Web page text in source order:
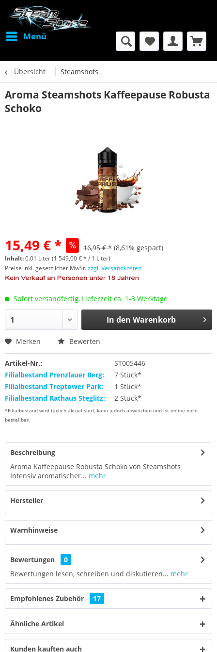
Menü
Übersicht Steamshots
Aroma Steamshots Kaffeepause Robusta
Schoko
15,49 € * 16,95 € * (8,61% gespart)
Inhalt:0.01 Liter (1.549,00 € * / 1 Liter)
Preise inkl. gesetzlicher MwSt.zzgl. Versandkosten
Sofort versandfertig, Lieferzeit ca. 1-3 Werktage
In den Warenkorb
Merken Bewerten
Artikel-Nr.:
ST005446
Filialbestand Prenzlauer Berg:
7 Stück*
Filialbestand Treptower Park:
1 Stück*
Filialbestand Rathaus Steglitz:
2 Stück*
*Filialbestand wird täglich aktualisiert, kann jedoch abweichen und ist online nicht
bestellbar.
Beschreibung
Aroma Kaffeepause Robusta Schoko von Steamshots
Intensiv aromatischer... mehr
Hersteller
Warnhinweise
Bewertungen
0
Bewertungen lesen, schreiben und diskutieren... mehr
Empfohlenes Zubehör 17
Ähnliche Artikel
Kunden kauften auch